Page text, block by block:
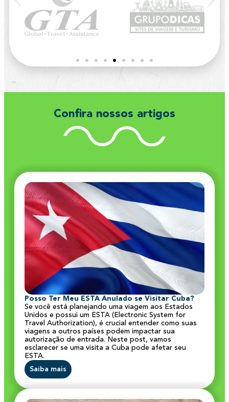
Confira nossos artigos
Posso Ter Meu ESTA Anulado se Visitar Cuba?
Se você está planejando uma viagem aos Estados
Unidos e possui um ESTA (Electronic System for
Travel Authorization), é crucial entender como suas
viagens a outros países podem impactar sua
autorização de entrada. Neste post, vamos
esclarecer se uma visita a Cuba pode afetar seu
ESTA.
Saiba mais